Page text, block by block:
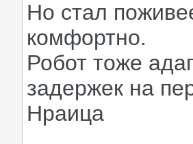
Но стал
комфортно.
Робот тоже
задержек на
Нраица